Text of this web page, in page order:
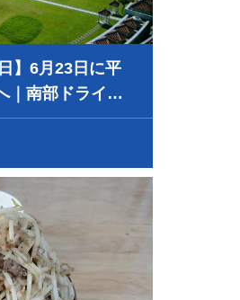
】6月23日に平
｜南部ドライブ